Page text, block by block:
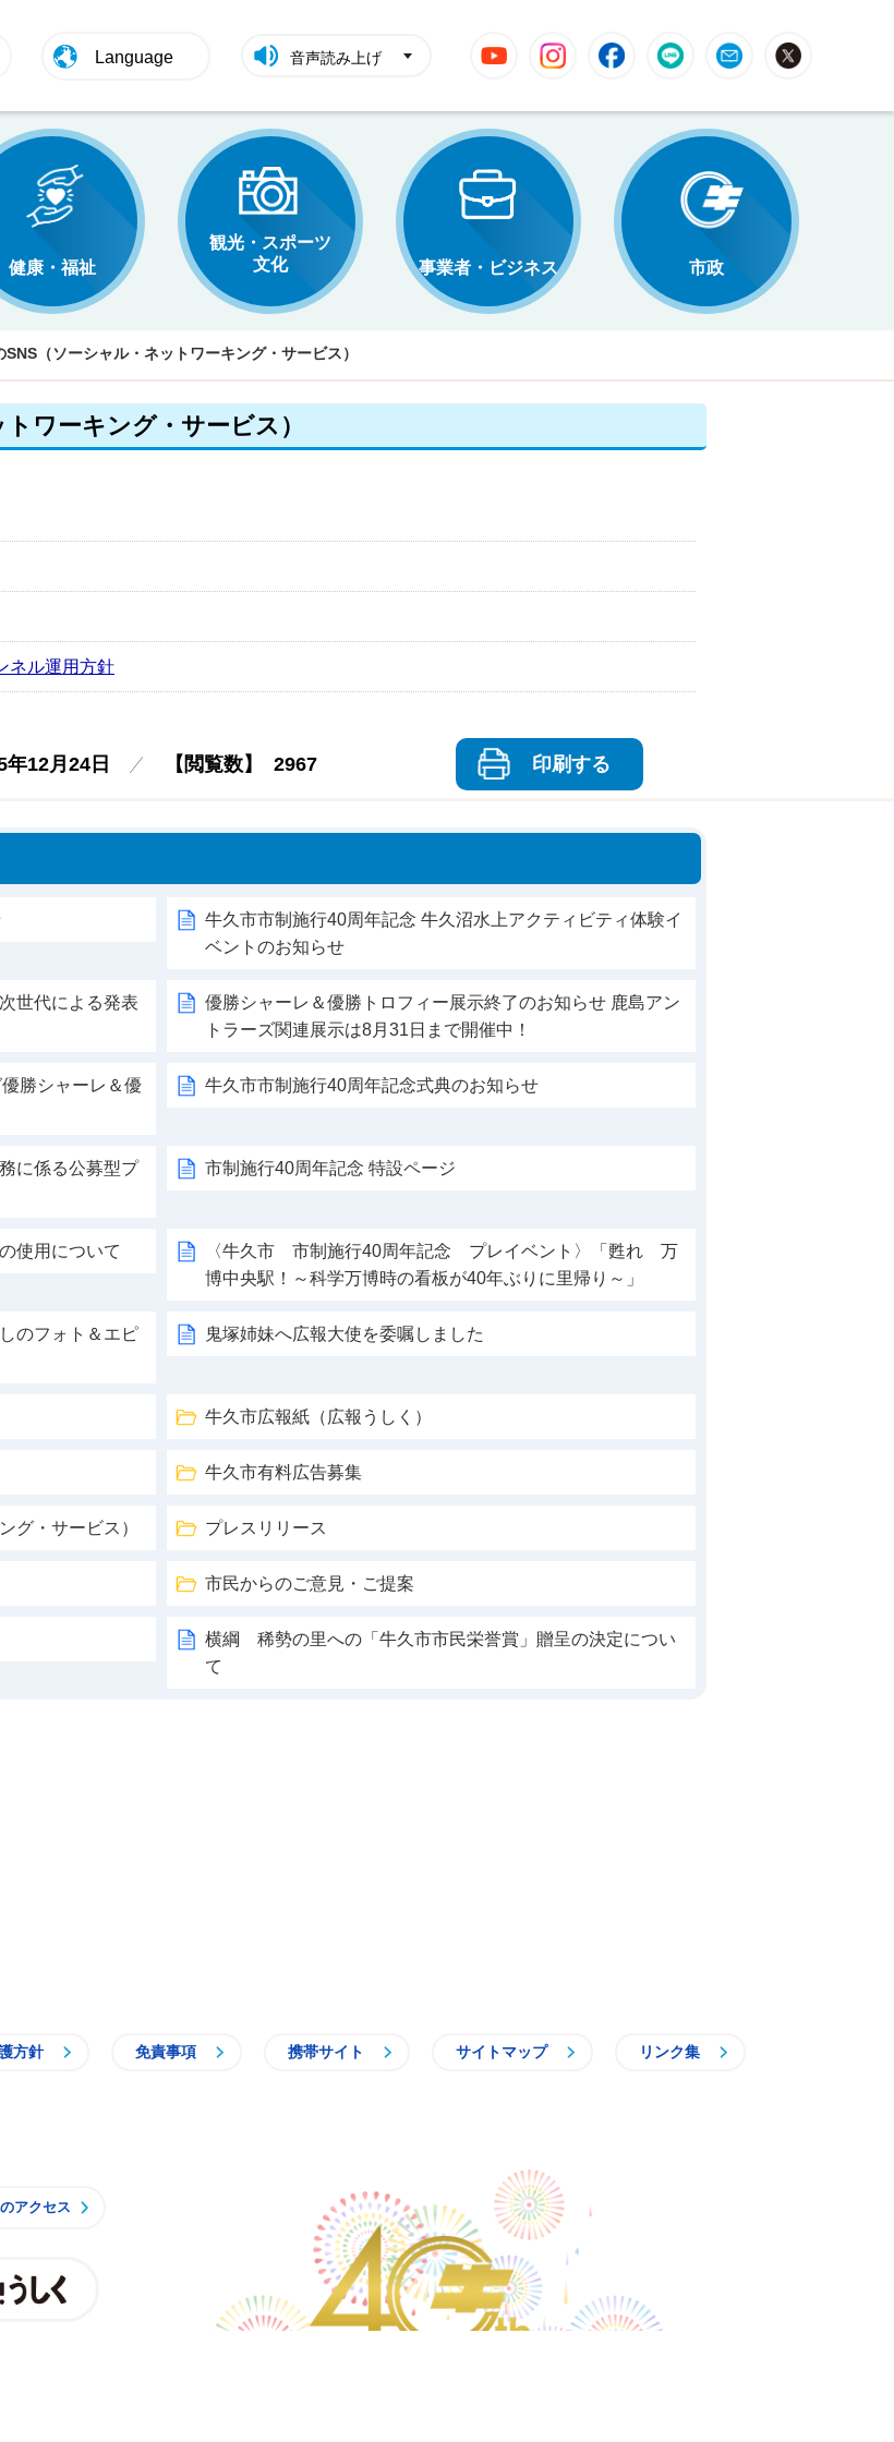
Language 音声読み上げ
YouTube InstagramFacebookLINE Mail
健康・福祉
観光・スポーツ
文化
事業者・ビジネス 市政
SNS（ソーシャル・ネットワーキング・サービス）
ワーキング・サービス）
ネル運用方針
年12月24日 【閲覧数】 2967 印刷する
牛久市市制施行40周年記念 牛久沼水上アクティビティ体験イ
ベントのお知らせ
世代による発表
優勝シャーレ＆優勝トロフィー展示終了のお知らせ 鹿島アン
トラーズ関連展示は8月31日まで開催中！
勝シャーレ＆優
牛久市市制施行40周年記念式典のお知らせ
に係る公募型プ
市制施行40周年記念 特設ページ
使用について
〈牛久市 市制施行40周年記念 プレイベント〉「甦れ 万
博中央駅！～科学万博時の看板が40年ぶりに里帰り～」
のフォト＆エピ
鬼塚姉妹へ広報大使を委嘱しました
牛久市広報紙（広報うしく）
牛久市有料広告募集
グ・サービス） プレスリリース
市民からのご意見・ご提案
横綱 稀勢の里への「牛久市市民栄誉賞」贈呈の決定につい
て
方針 免責事項 携帯サイト サイトマップ リンク集
アクセス